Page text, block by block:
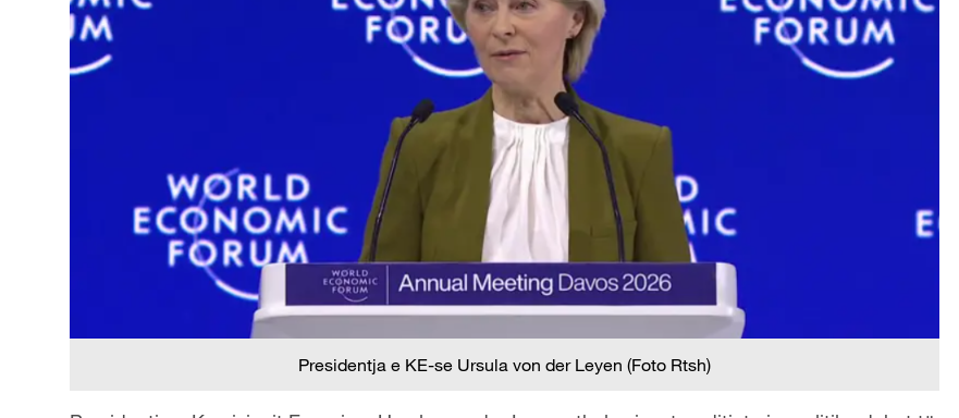
Presidentja e KE-se Ursula von der Leyen (Foto Rtsh)